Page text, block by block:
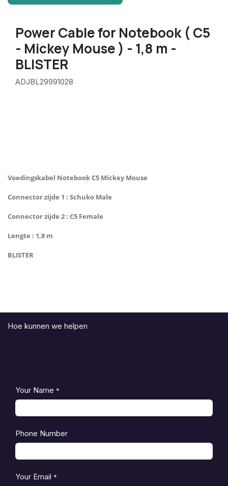
Power Cable for Notebook ( C5
- Mickey Mouse ) - 1,8 m -
BLISTER
ADJBL29991028
Voedingskabel Notebook C5 Mickey Mouse
Connector zijde 1 : Schuko Male
Connector zijde 2 : C5 Female
Lengte : 1,8 m
BLISTER
Hoe kunnen we helpen
Your Name *
Phone Number
Your Email *